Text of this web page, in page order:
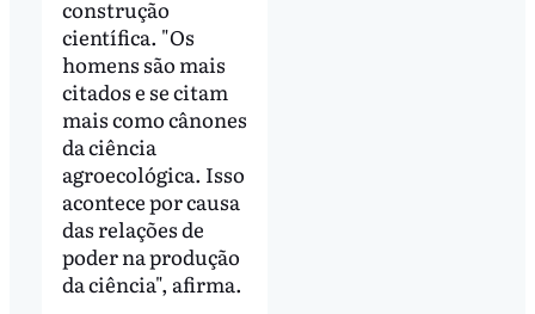
construção
científica. "Os
homens são mais
citados e se citam
mais como cânones
da ciência
agroecológica. Isso
acontece por causa
das relações de
poder na produção
da ciência", afirma.